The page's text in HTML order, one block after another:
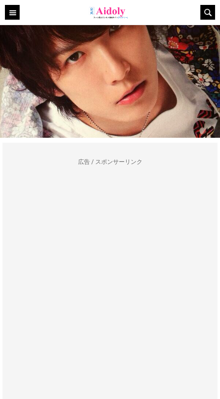
広告 / スポンサーリンク